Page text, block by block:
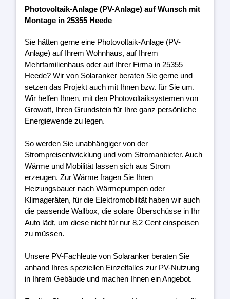
Photovoltaik-Anlage (PV-Anlage) auf Wunsch mit
Montage in 25355 Heede
Sie hätten gerne eine Photovoltaik-Anlage (PV-
Anlage) auf Ihrem Wohnhaus, auf Ihrem
Mehrfamilienhaus oder auf Ihrer Firma in 25355
Heede? Wir von Solaranker beraten Sie gerne und
setzen das Projekt auch mit Ihnen bzw. für Sie um.
Wir helfen Ihnen, mit den Photovoltaiksystemen von
Growatt, Ihren Grundstein für Ihre ganz persönliche
Energiewende zu legen.
So werden Sie unabhängiger von der
Strompreisentwicklung und vom Stromanbieter. Auch
Wärme und Mobilität lassen sich aus Strom
erzeugen. Zur Wärme fragen Sie Ihren
Heizungsbauer nach Wärmepumpen oder
Klimageräten, für die Elektromobilität haben wir auch
die passende Wallbox, die solare Überschüsse in Ihr
Auto lädt, um diese nicht für nur 8,2 Cent einspeisen
zu müssen.
Unsere PV-Fachleute von Solaranker beraten Sie
anhand Ihres speziellen Einzelfalles zur PV-Nutzung
in Ihrem Gebäude und machen Ihnen ein Angebot.